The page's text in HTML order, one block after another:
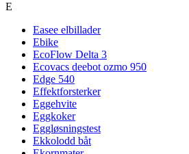
E
Easee elbillader
Ebike
EcoFlow Delta 3
Ecovacs deebot ozmo 950
Edge 540
Effektforsterker
Eggehvite
Eggkoker
Eggløsningstest
Ekkolodd båt